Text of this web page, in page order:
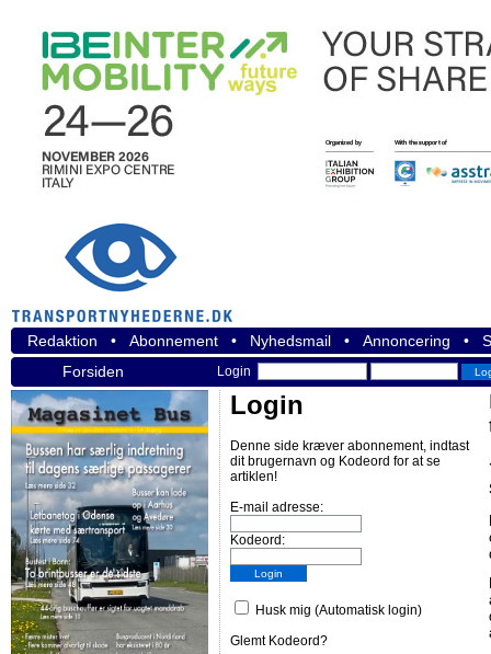
Redaktion • Abonnement • Nyhedsmail • Annoncering •
Forsiden
Login
Login
Denne side kræver abonnement, indtast
dit brugernavn og Kodeord for at se
artiklen!
E-mail adresse:
Kodeord:
Husk mig (Automatisk login)
Glemt Kodeord?